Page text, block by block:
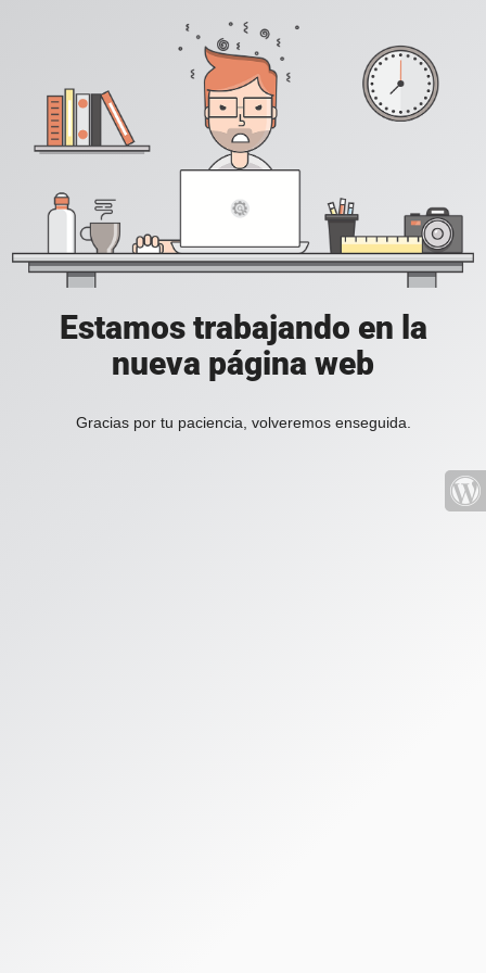
Estamos trabajando en la
nueva página web
Gracias por tu paciencia, volveremos enseguida.